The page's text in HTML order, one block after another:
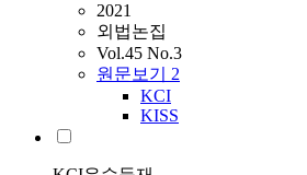
2021
외법논집
Vol.45 No.3
원문보기 2
KCI
KISS